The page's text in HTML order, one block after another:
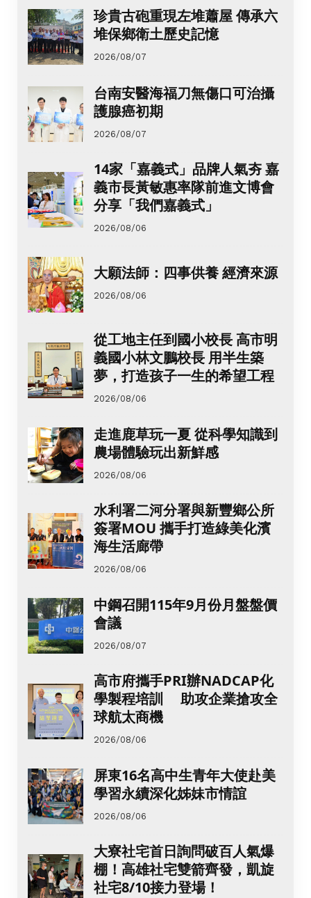
珍貴古砲重現左堆蕭屋 傳承六
堆保鄉衛土歷史記憶
2026/08/07
台南安醫海福刀無傷口可治攝
護腺癌初期
2026/08/07
14家「嘉義式」品牌人氣夯 嘉
義市長黃敏惠率隊前進文博會
分享「我們嘉義式」
2026/08/06
大願法師：四事供養 經濟來源
2026/08/06
從工地主任到國小校長 高市明
義國小林文鵬校長 用半生築
夢，打造孩子一生的希望工程
2026/08/06
走進鹿草玩一夏 從科學知識到
農場體驗玩出新鮮感
2026/08/06
水利署二河分署與新豐鄉公所
簽署MOU 攜手打造綠美化濱
海生活廊帶
2026/08/06
中鋼召開115年9月份月盤盤價
會議
2026/08/07
高市府攜手PRI辦NADCAP化
學製程培訓 助攻企業搶攻全
球航太商機
2026/08/06
屏東16名高中生青年大使赴美
學習永續深化姊妹市情誼
2026/08/06
大寮社宅首日詢問破百人氣爆
棚！高雄社宅雙箭齊發，凱旋
社宅8/10接力登場！